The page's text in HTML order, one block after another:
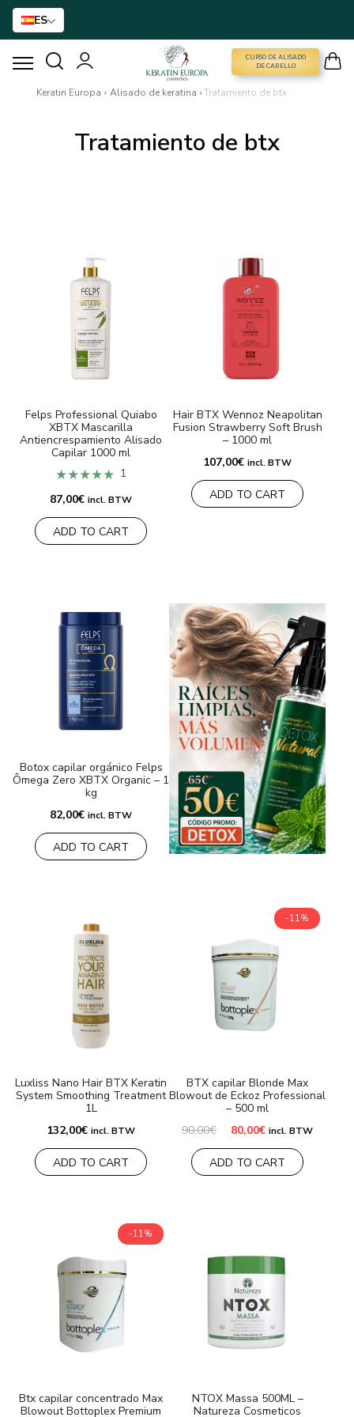
ES
CURSO DE ALISADO
DE CABELLO
CURSO DE ALISADO
NANO GOLD
ACCESORIOS
Envío y Pago
Preguntas frecuentes
Contacto
Reseñas
Keratin Europa › Alisado de keratina ›Tratamiento de btx
Tratamiento de btx
Felps Professional Quiabo
XBTX Mascarilla
Antiencrespamiento Alisado
Capilar 1000 ml
★★★★★ 1
87,00€ incl. BTW
ADD TO CART
Hair BTX Wennoz Neapolitan
Fusion Strawberry Soft Brush
– 1000 ml
107,00€ incl. BTW
ADD TO CART
Botox capilar orgánico Felps
Ômega Zero XBTX Organic – 1
kg
82,00€ incl. BTW
ADD TO CART
Luxliss Nano Hair BTX Keratin
System Smoothing Treatment
1L
132,00€ incl. BTW
ADD TO CART
-11%
BTX capilar Blonde Max
Blowout de Eckoz Professional
– 500 ml
90,00€ El
original
era:
90,00€.
80,00€El
actual
es:
80,00€.
incl. BTW
ADD TO CART
-11%
Btx capilar concentrado Max
Blowout Bottoplex Premium
NTOX Massa 500ML –
Natureza Cosmeticos